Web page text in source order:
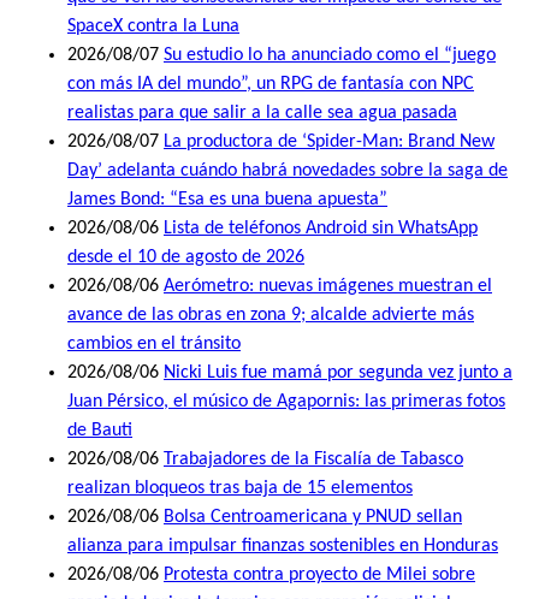
SpaceX contra la Luna
2026/08/07 Su estudio lo ha anunciado como el “juego
con más IA del mundo”, un RPG de fantasía con NPC
realistas para que salir a la calle sea agua pasada
2026/08/07 La productora de ‘Spider-Man: Brand New
Day’ adelanta cuándo habrá novedades sobre la saga de
James Bond: “Esa es una buena apuesta”
2026/08/06 Lista de teléfonos Android sin WhatsApp
desde el 10 de agosto de 2026
2026/08/06 Aerómetro: nuevas imágenes muestran el
avance de las obras en zona 9; alcalde advierte más
cambios en el tránsito
2026/08/06 Nicki Luis fue mamá por segunda vez junto a
Juan Pérsico, el músico de Agapornis: las primeras fotos
de Bauti
2026/08/06 Trabajadores de la Fiscalía de Tabasco
realizan bloqueos tras baja de 15 elementos
2026/08/06 Bolsa Centroamericana y PNUD sellan
alianza para impulsar finanzas sostenibles en Honduras
2026/08/06 Protesta contra proyecto de Milei sobre